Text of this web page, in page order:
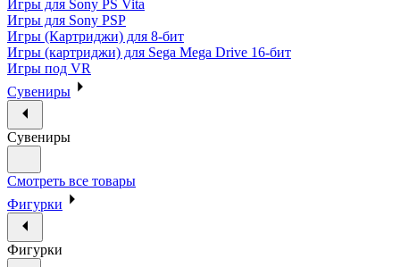
Игры для Sony PS Vita
Игры для Sony PSP
Игры (Картриджи) для 8-бит
Игры (картриджи) для Sega Mega Drive 16-бит
Игры под VR
Сувениры
Сувениры
Смотреть все товары
Фигурки
Фигурки